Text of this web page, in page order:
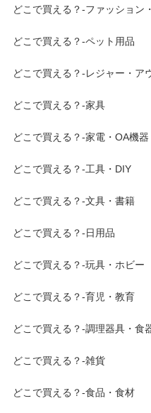
どこで買える？-ファッション
どこで買える？-ペット用品
どこで買える？-レジャー・ア
どこで買える？-家具
どこで買える？-家電・OA機器
どこで買える？-工具・DIY
どこで買える？-文具・書籍
どこで買える？-日用品
どこで買える？-玩具・ホビー
どこで買える？-育児・教育
どこで買える？-調理器具・食
どこで買える？-雑貨
どこで買える？-食品・食材